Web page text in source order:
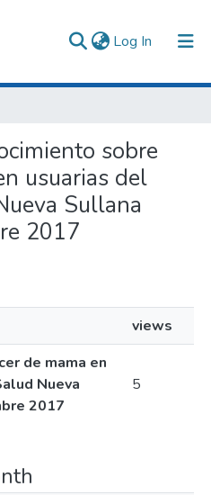
Log In (current)
sobre
usuarias del
Sullana
2017
views
de mama en
Nueva
2017
5